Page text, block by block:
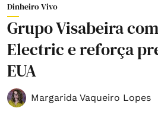
Dinheiro Vivo
Grupo Visabeira
Electric e reforça
EUA
Margarida Vaqueiro Lopes